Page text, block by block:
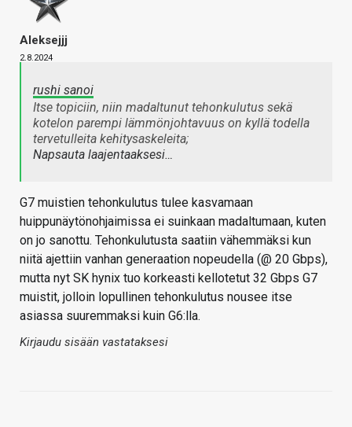
Aleksejjj
2.8.2024
rushi sanoi
Itse topiciin, niin madaltunut tehonkulutus sekä
kotelon parempi lämmönjohtavuus on kyllä todella
tervetulleita kehitysaskeleita;
Napsauta laajentaaksesi…
G7 muistien tehonkulutus tulee kasvamaan
huippunäytönohjaimissa ei suinkaan madaltumaan, kuten
on jo sanottu. Tehonkulutusta saatiin vähemmäksi kun
niitä ajettiin vanhan generaation nopeudella (@ 20 Gbps),
mutta nyt SK hynix tuo korkeasti kellotetut 32 Gbps G7
muistit, jolloin lopullinen tehonkulutus nousee itse
asiassa suuremmaksi kuin G6:lla.
Kirjaudu sisään vastataksesi